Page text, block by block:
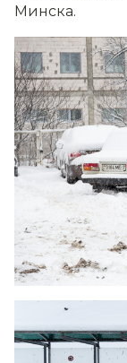
Минска.